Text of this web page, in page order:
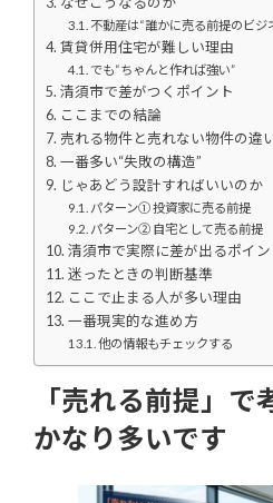
不動産は“誰かに売る前提のビジ
賃貸併用住宅が難しい理由
でも“ちゃんと作れば強い”
清須市で差がつくポイント
ここまでの結論
売れる物件と売れない物件の違
一番多い“失敗の構造”
じゃあどう設計すればいいのか
パターン① 投資家に売る前提
パターン② 自宅として売る前提
清須市で実際に差が出るポイン
迷ったときの判断基準
ここで止まる人が多い理由
一番現実的な進め方
他の情報もチェックする
「売れる前提」で
かなり多いです